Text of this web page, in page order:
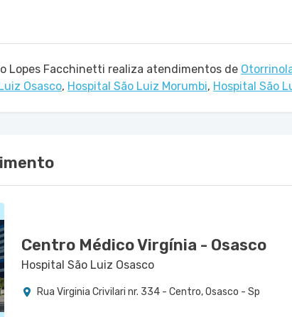
Lopes Facchinetti realiza atendimentos de
Osasco, Hospital São Luiz Morumbi, Hospital São
Centro Médico Virgínia - Osasco
Hospital São Luiz Osasco
Rua Virginia Crivilari nr. 334 - Centro, Osasco - Sp